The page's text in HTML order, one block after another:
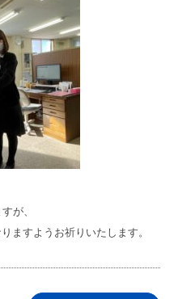
が、
ますようお祈りいたします。